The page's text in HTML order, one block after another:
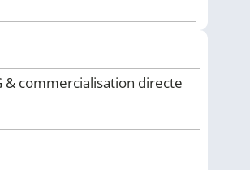
& commercialisation directe